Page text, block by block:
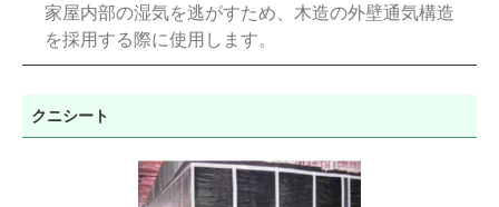
Q＆A 販売・施工代理店募集
お気に入り
家屋内部の湿気を逃がすため、木造の外壁通気構造
を採用する際に使用します。
クニシート